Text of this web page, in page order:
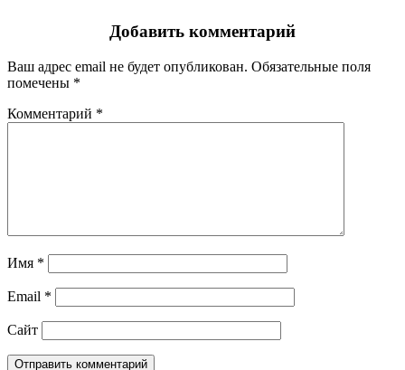
Добавить комментарий
Ваш адрес email не будет опубликован. Обязательные поля
помечены *
Комментарий *
Имя *
Email *
Сайт